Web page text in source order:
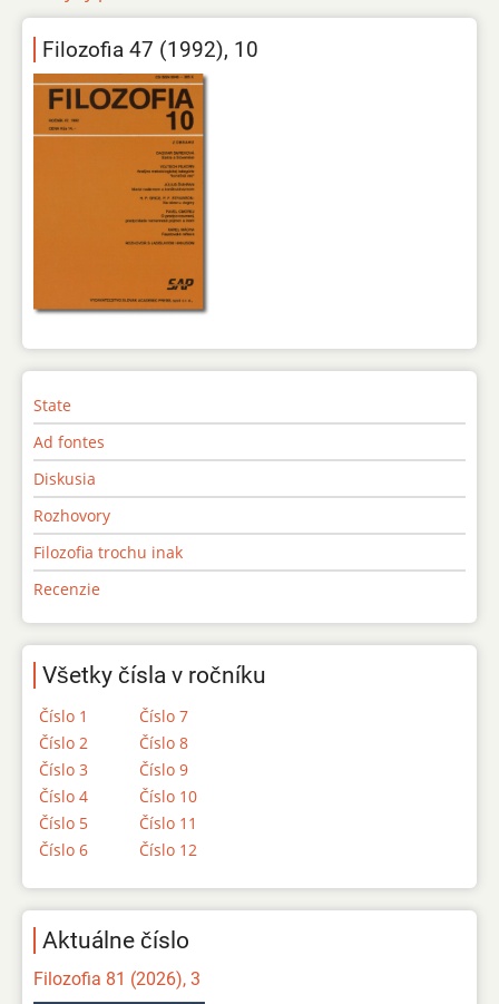
Filozofia 47 (1992), 10
State
Ad fontes
Diskusia
Rozhovory
Filozofia trochu inak
Recenzie
Všetky čísla v ročníku
Číslo 1
Číslo 2
Číslo 3
Číslo 4
Číslo 5
Číslo 6
Číslo 7
Číslo 8
Číslo 9
Číslo 10
Číslo 11
Číslo 12
Aktuálne číslo
Filozofia 81 (2026), 3